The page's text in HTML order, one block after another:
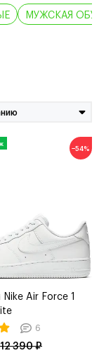
МУЖСКАЯ
−54%
Air Force 1
6
12 390 ₽